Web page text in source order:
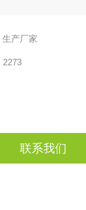
生产厂家
2273
联系我们